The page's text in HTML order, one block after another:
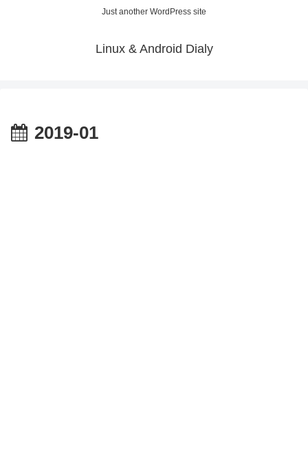
Just another WordPress site
Linux & Android Dialy
2019-01